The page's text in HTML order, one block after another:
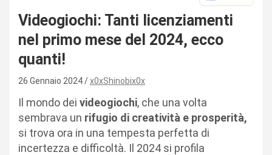
Videogiochi: Tanti licenziamenti
nel primo mese del 2024, ecco
quanti!
26 Gennaio 2024 x0xShinobix0x
Il mondo dei videogiochi, che una volta
sembrava un rifugio di creatività e prosperità,
si trova ora in una tempesta perfetta di
incertezza e difficoltà. Il 2024 si profila